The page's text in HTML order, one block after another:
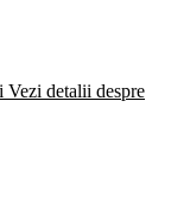
Vezi detalii despre